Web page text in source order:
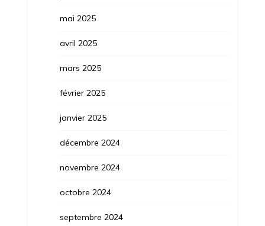
mai 2025
avril 2025
mars 2025
février 2025
janvier 2025
décembre 2024
novembre 2024
octobre 2024
septembre 2024